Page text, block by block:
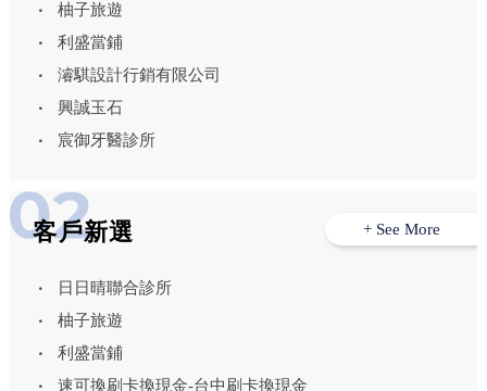
柚子旅遊
利盛當鋪
濬騏設計行銷有限公司
興誠玉石
宸御牙醫診所
客戶新選
日日晴聯合診所
柚子旅遊
利盛當鋪
速可換刷卡換現金-台中刷卡換現金
+ See More